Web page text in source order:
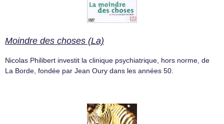
Moindre des choses (La)
Nicolas Philibert investit la clinique psychiatrique, hors norme, de
La Borde, fondée par Jean Oury dans les années 50.